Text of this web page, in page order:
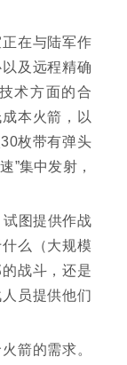
在与陆军作
及远程精确
术方面的合
本火箭，以
枚带有弹头
”集中发射，
试图提供作战
么（大规模
战斗，还是
员提供他们
箭的需求。